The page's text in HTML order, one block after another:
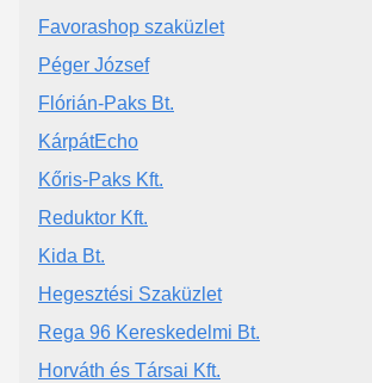
Favorashop szaküzlet
Péger József
Flórián-Paks Bt.
KárpátEcho
Kőris-Paks Kft.
Reduktor Kft.
Kida Bt.
Hegesztési Szaküzlet
Rega 96 Kereskedelmi Bt.
Horváth és Társai Kft.